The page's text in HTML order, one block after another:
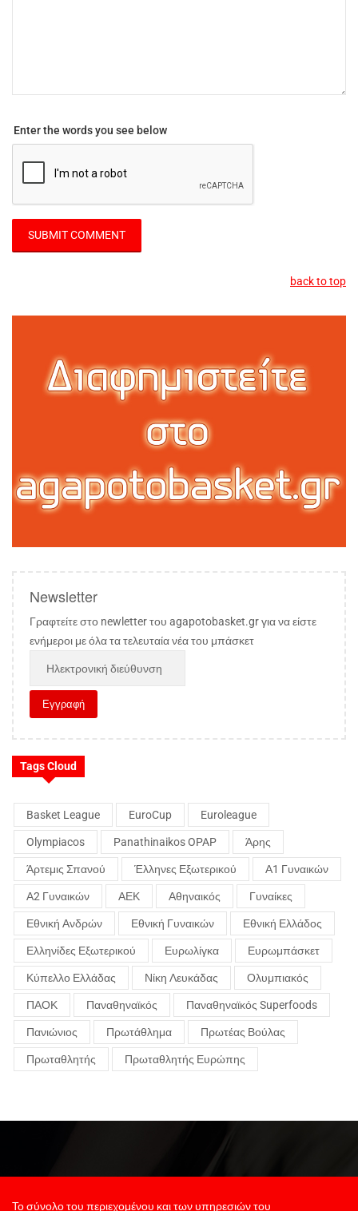
Enter the words you see below
back to top
Newsletter
Γραφτείτε στο newletter του agapotobasket.gr για να είστε
ενήμεροι με όλα τα τελευταία νέα του μπάσκετ
Tags Cloud
Basket League EuroCup Euroleague
Olympiacos Panathinaikos OPAP Άρης
Άρτεμις Σπανού Έλληνες Εξωτερικού Α1 Γυναικών
Α2 Γυναικών ΑΕΚ Αθηναικός Γυναίκες
Εθνική Ανδρών Εθνική Γυναικών Εθνική Ελλάδος
Ελληνίδες Εξωτερικού Ευρωλίγκα Ευρωμπάσκετ
Κύπελλο Ελλάδας Νίκη Λευκάδας Ολυμπιακός
ΠΑΟΚ Παναθηναϊκός Παναθηναϊκός Superfoods
Πανιώνιος Πρωτάθλημα Πρωτέας Βούλας
Πρωταθλητής Πρωταθλητής Ευρώπης
Το σύνολο του περιεχομένου και των υπηρεσιών του